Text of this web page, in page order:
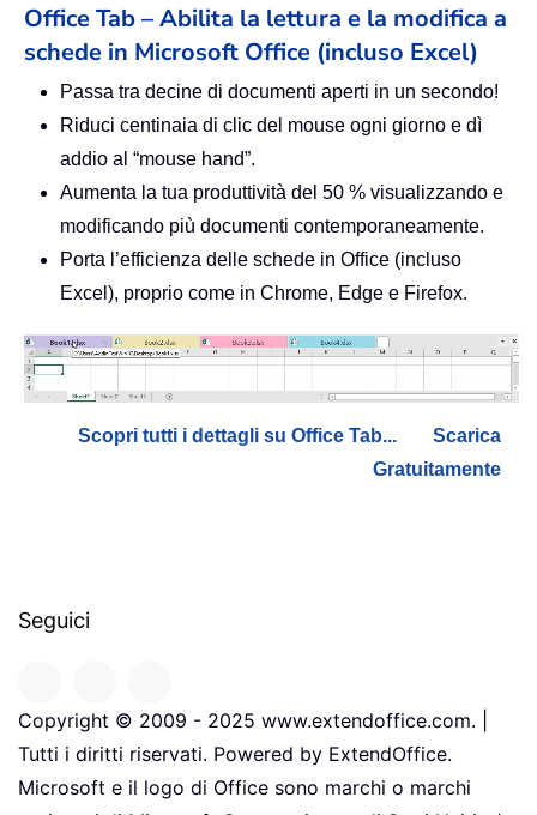
Office Tab – Abilita la lettura e la modifica a
schede in Microsoft Office (incluso Excel)
Passa tra decine di documenti aperti in un secondo!
Riduci centinaia di clic del mouse ogni giorno e dì
addio al “mouse hand”.
Aumenta la tua produttività del 50 % visualizzando e
modificando più documenti contemporaneamente.
Porta l’efficienza delle schede in Office (incluso
Excel), proprio come in Chrome, Edge e Firefox.
Scopri tutti i dettagli su Office Tab...
Scarica
Gratuitamente
Seguici
Copyright © 2009 - 2025 www.extendoffice.com. |
Tutti i diritti riservati. Powered by ExtendOffice.
Microsoft e il logo di Office sono marchi o marchi